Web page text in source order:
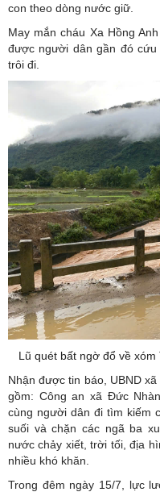
con theo dòng nước giữ.
May mắn cháu Xa Hồng
được người dân gần đó
trôi đi.
Lũ quét bất ngờ đổ về
Nhận được tin báo, UBND
gồm: Công an xã Đức
cùng người dân đi tìm kiếm
suối và chặn các ngã ba
nước chảy xiết, trời tối, địa
nhiều khó khăn.
Trong đêm ngày 15/7, lực